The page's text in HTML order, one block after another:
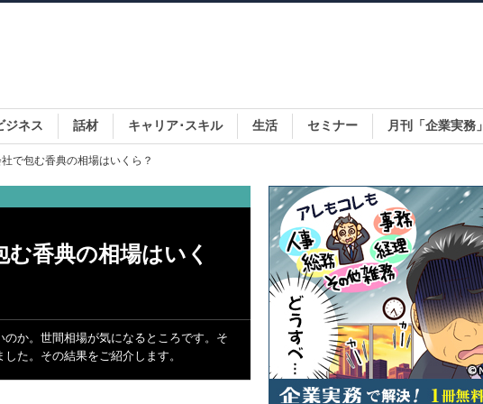
ジネス 話材 キャリア･スキル 生活 セミナー 月刊「企業実務」
で包む香典の相場はいくら？
香典の相場はいく
か。世間相場が気になるところです。そ
た。その結果をご紹介します。